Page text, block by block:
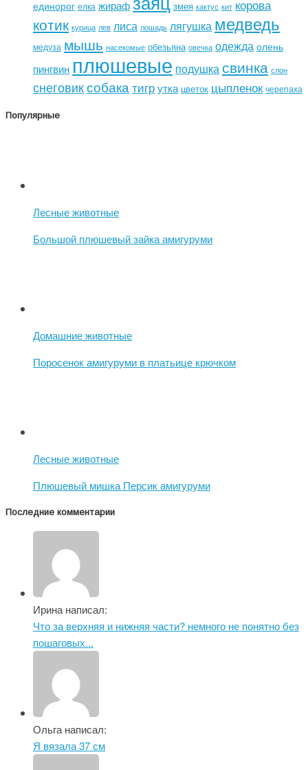
единорог елка жираф змея кактус кит корова
котик курица лев лиса лошадь лягушка медведь
медуза мышь насекомые обезьяна овечка одежда олень
пингвин плюшевые подушка свинка слон
снеговиксобака тигрутка цветок цыпленок черепаха
Популярные
Лесные животные
Большой плюшевый зайка амигуруми
Домашние животные
Поросенок амигуруми в платьице крючком
Лесные животные
Плюшевый мишка Персик амигуруми
Последние комментарии
Ирина написал:
Что за верхняя и нижняя части? немного не понятно без
пошаговых...
Ольга написал:
Я вязала 37 см